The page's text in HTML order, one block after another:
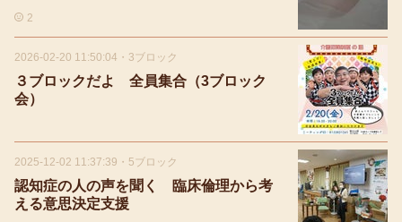
2
2026-02-20 11:50:04 ・ 3ブロック
３ブロックだよ 全員集合（3ブロック
会）
2025-12-02 11:37:39 ・ 5ブロック
認知症の人の声を聞く 臨床倫理から考
える意思決定支援